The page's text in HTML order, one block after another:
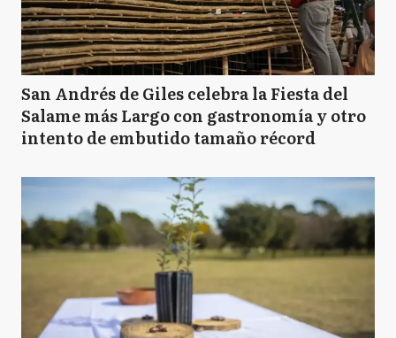
San Andrés de Giles celebra la Fiesta del
Salame más Largo con gastronomía y otro
intento de embutido tamaño récord